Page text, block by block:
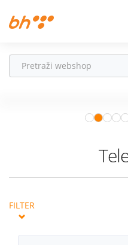
Fiksna
Akcije
Podrška
Pro
FILTER